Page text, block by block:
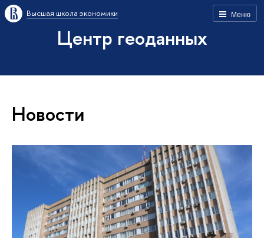
Меню
Высшая школа экономики
Центр геоданных
Новости